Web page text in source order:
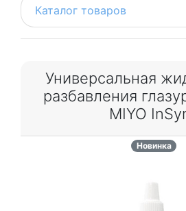
Каталог товаров
Универсальная
разбавления
MIYO
Новинка